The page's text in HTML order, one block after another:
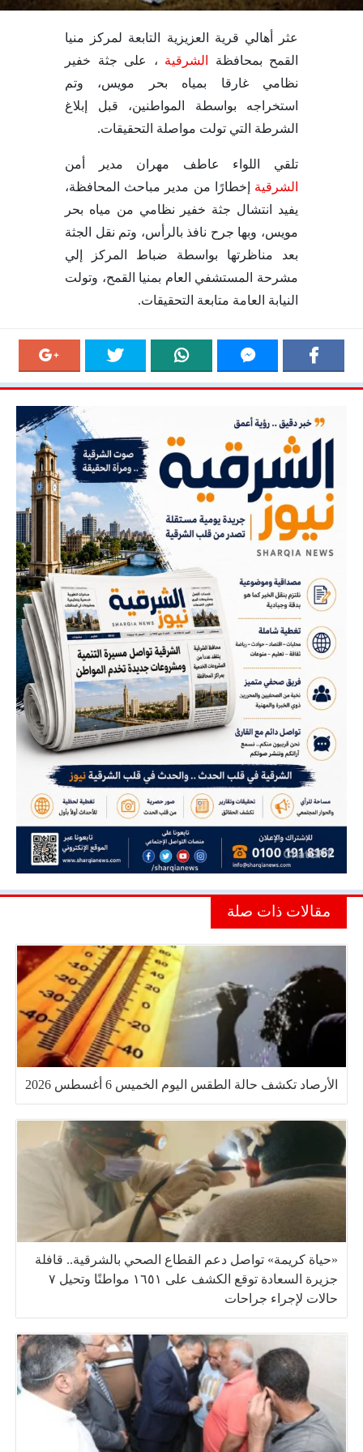
عثر أهالي قرية العزيزية التابعة لمركز منيا
القمح بمحافظة
الشرقية ، على جثة خفير
نظامي غارقا بمياه بحر مويس، وتم
استخراجه بواسطة المواطنين، قبل إبلاغ
الشرطة التي تولت مواصلة التحقيقات.
تلقي اللواء عاطف مهران مدير أمن
الشرقية
إخطارًا من مدير مباحث المحافظة،
يفيد انتشال جثة خفير نظامي من مياه بحر
مويس، وبها جرح نافذ بالرأس، وتم نقل الجثة
بعد مناظرتها بواسطة ضباط المركز إلي
مشرحة المستشفي العام بمنيا القمح، وتولت
النيابة العامة متابعة التحقيقات.
مقالات ذات صلة
الأرصاد تكشف حالة الطقس اليوم الخميس 6 أغسطس 2026
«حياة كريمة» تواصل دعم القطاع الصحي بالشرقية.. قافلة
جزيرة السعادة توقع الكشف على ١٦٥١ مواطنًا وتحيل ٧
حالات لإجراء جراحات